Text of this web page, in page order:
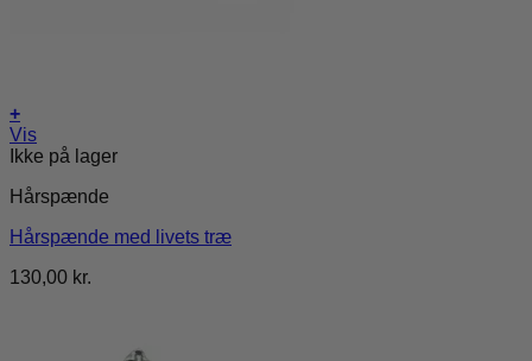
+
Vis
Ikke på lager
Hårspænde
Hårspænde med livets træ
130,00 kr.